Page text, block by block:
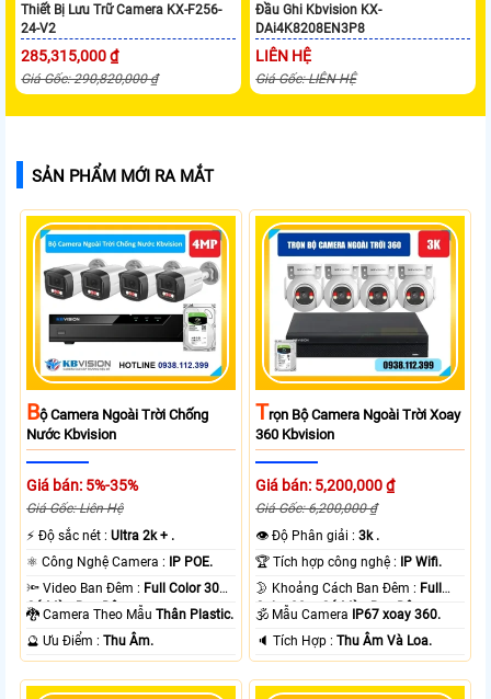
Thiết Bị Lưu Trữ Camera KX-F256-
24-V2
285,315,000 ₫
Giá Gốc: 290,820,000 ₫
Đầu Ghi Kbvision KX-
DAi4K8208EN3P8
LIÊN HỆ
Giá Gốc: LIÊN HỆ
SẢN PHẨM MỚI RA MẮT
BỘ Camera Ngoài Trời Chống
Nước Kbvision
Giá bán: 5%-35%
Giá Gốc: Liên Hệ
️⚡ Độ sắc nét :Ultra 2k + .
⚛️ Công Nghệ Camera :
IP POE.
🔦 Video Ban Đêm : Full Color 30m
Có Màu Ban Ðêm.
🐉️ Camera Theo MẫuThân Plastic.
️🔮 Ưu Điểm :Thu Âm.
TRọn Bộ Camera Ngoài Trời Xoay
360 Kbvision
Giá bán: 5,200,000 ₫
Giá Gốc: 6,200,000 ₫
👁 Độ Phân giải :3k .
🏆 Tích hợp công nghệ :
IP Wifi.
🌛 Khoảng Cách Ban Đêm : Full
Color 30m Có Màu Ban Ðêm.
🕉️ Mẫu Camera
IP67 xoay 360.
️🔈 Tích Hợp :Thu Âm Và Loa.